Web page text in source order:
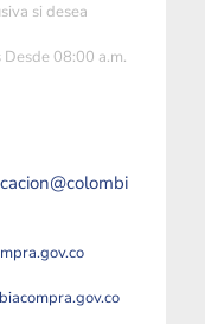
si desea
Desde 08:00 a.m.